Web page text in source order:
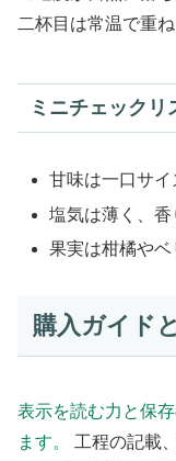
二杯目は常温で重
ミニチェックリ
甘味は一口サイ
塩気は薄く、香
果実は柑橘やベ
購入ガイド
表示を読む力と保
ます。
工程の記載